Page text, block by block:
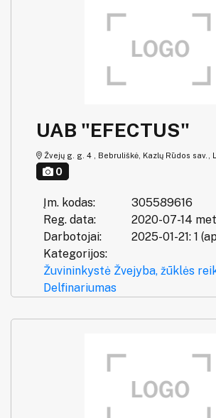
UAB "EFECTUS"
Žvejų g. g. 4 , Bebruliškė, Kazlų Rūdos sav.,
0
Įm. kodas:
305589616
Reg. data:
2020-07-14
Darbotojai:
2025-01-21: 1
Kategorijos:
Žuvininkystė Žvejyba, žūklės
Delfinariumas